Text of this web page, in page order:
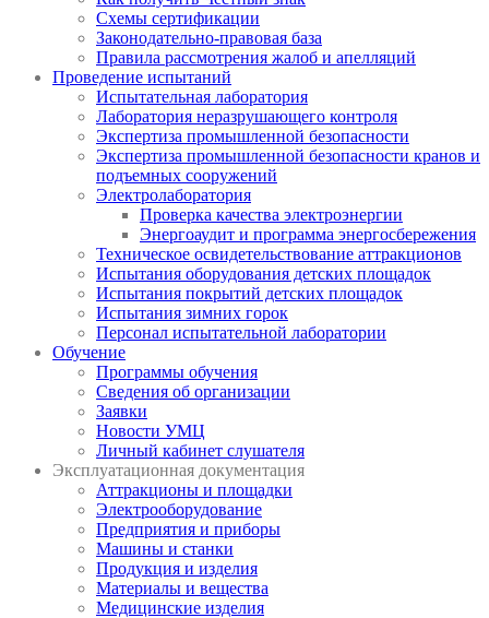
Схемы сертификации
Законодательно-правовая база
Правила рассмотрения жалоб и апелляций
Проведение испытаний
Испытательная лаборатория
Лаборатория неразрушающего контроля
Экспертиза промышленной безопасности
Экспертиза промышленной безопасности кранов и
подъемных сооружений
Электролаборатория
Проверка качества электроэнергии
Энергоаудит и программа энергосбережения
Техническое освидетельствование аттракционов
Испытания оборудования детских площадок
Испытания покрытий детских площадок
Испытания зимних горок
Персонал испытательной лаборатории
Обучение
Программы обучения
Сведения об организации
Заявки
Новости УМЦ
Личный кабинет слушателя
Эксплуатационная документация
Аттракционы и площадки
Электрооборудование
Предприятия и приборы
Машины и станки
Продукция и изделия
Материалы и вещества
Медицинские изделия